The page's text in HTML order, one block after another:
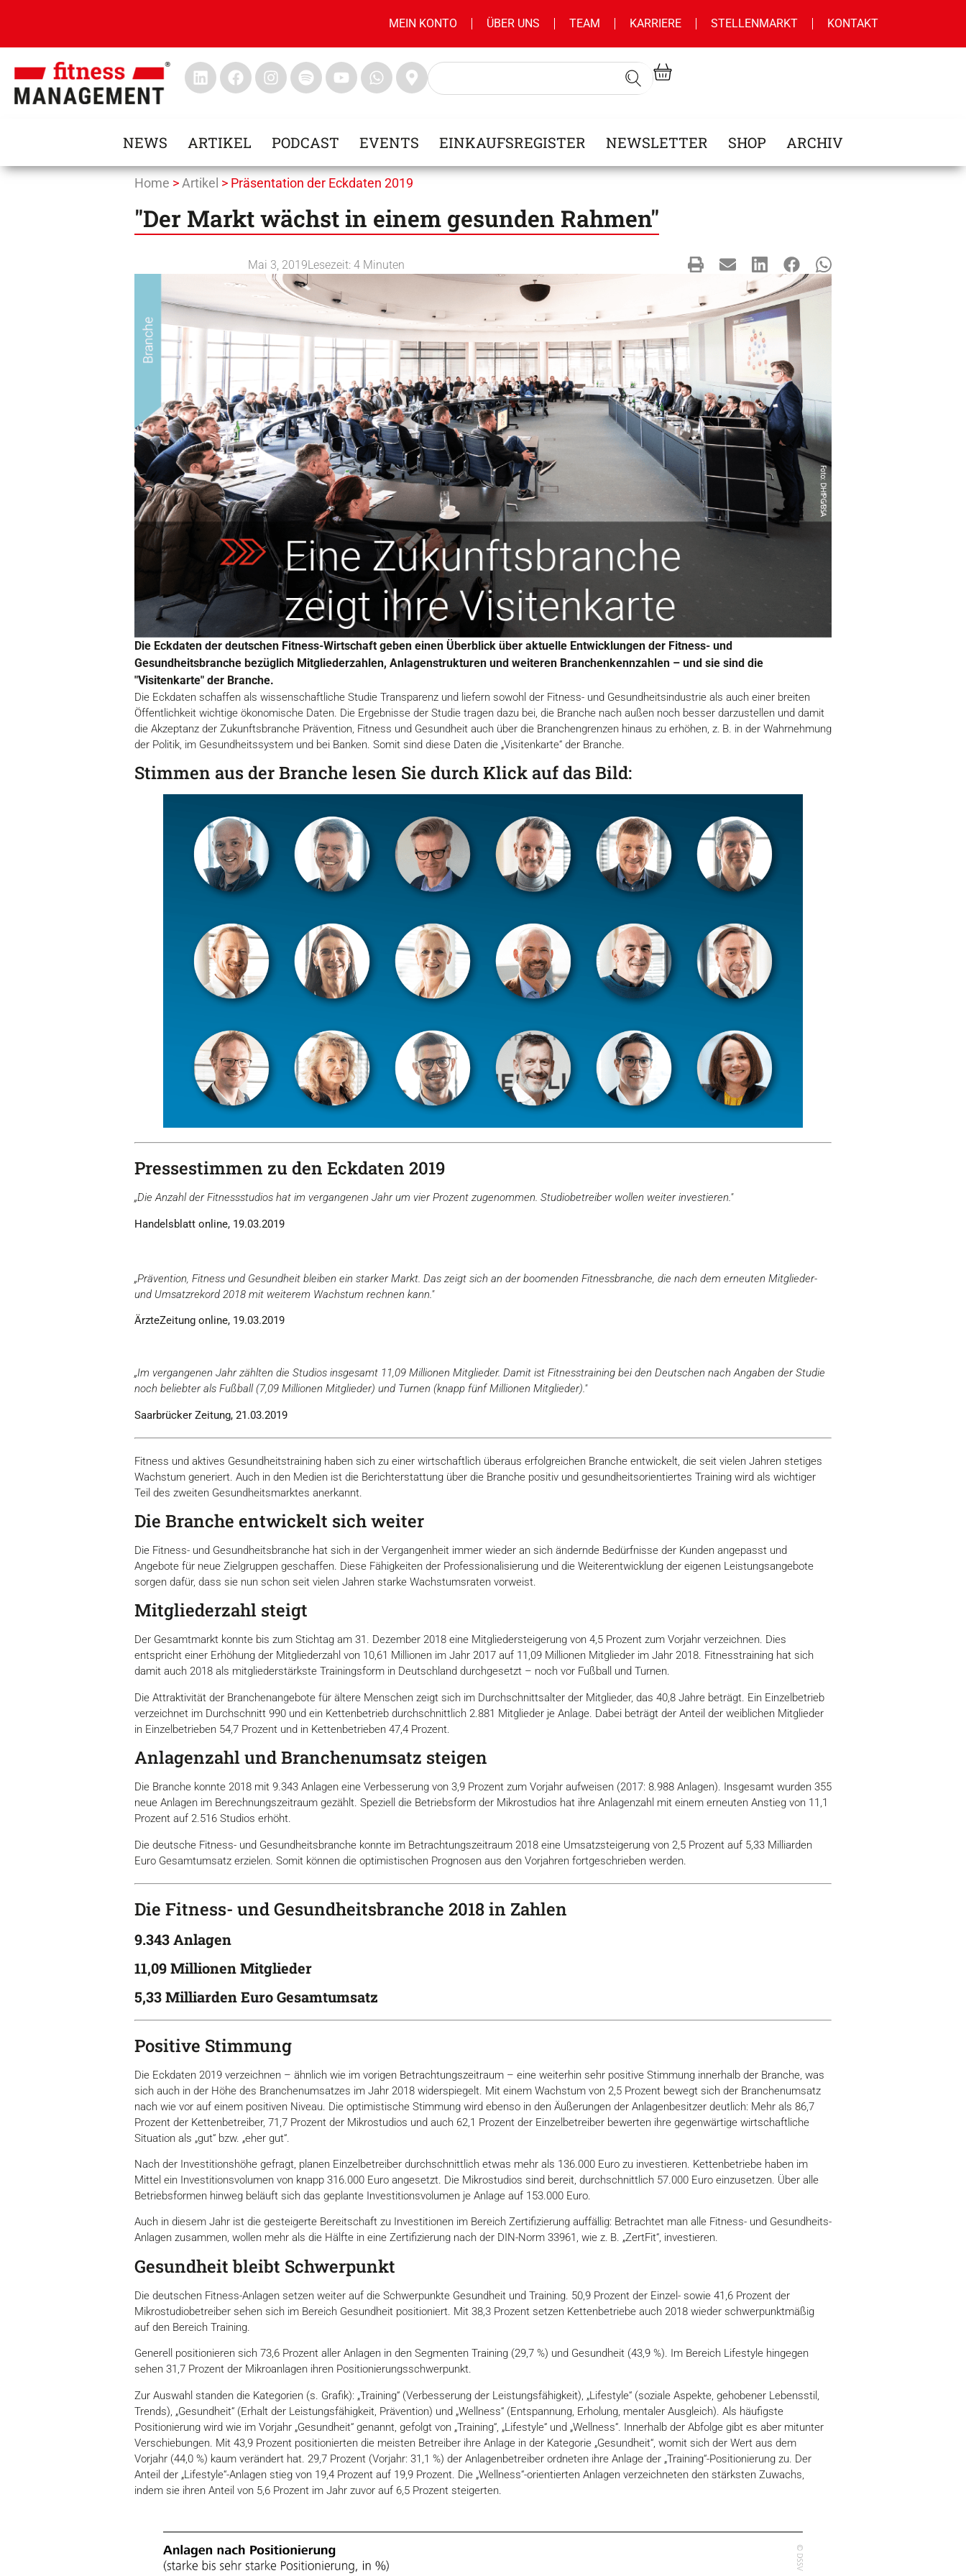
MEIN KONTO ÜBER UNS TEAM KARRIERE STELLENMARKT KONTAKT
NEWS ARTIKEL PODCAST EVENTS EINKAUFSREGISTER NEWSLETTER SHOP ARCHIV
Home > Artikel > Präsentation der Eckdaten 2019
"Der Markt wächst in einem gesunden Rahmen"
Mai 3, 2019Lesezeit: 4 Minuten
Die Eckdaten der deutschen Fitness-Wirtschaft geben einen Überblick über aktuelle Entwicklungen der Fitness- und
Gesundheitsbranche bezüglich Mitgliederzahlen, Anlagenstrukturen und weiteren Branchenkennzahlen – und sie sind die
"Visitenkarte" der Branche.
Die Eckdaten schaffen als wissenschaftliche Studie Transparenz und liefern sowohl der Fitness- und Gesundheitsindustrie als auch einer breiten
Öffentlichkeit wichtige ökonomische Daten. Die Ergebnisse der Studie tragen dazu bei, die Branche nach außen noch besser darzustellen und damit
die Akzeptanz der Zukunftsbranche Prävention, Fitness und Gesundheit auch über die Branchengrenzen hinaus zu erhöhen, z. B. in der Wahrnehmung
der Politik, im Gesundheitssystem und bei Banken. Somit sind diese Daten die „Visitenkarte“ der Branche.
Stimmen aus der Branche lesen Sie durch Klick auf das Bild:
Pressestimmen zu den Eckdaten 2019
„Die Anzahl der Fitnessstudios hat im vergangenen Jahr um vier Prozent zugenommen. Studiobetreiber wollen weiter investieren."
Handelsblatt online, 19.03.2019
„Prävention, Fitness und Gesundheit bleiben ein starker Markt. Das zeigt sich an der boomenden Fitnessbranche, die nach dem erneuten Mitglieder-
und Umsatzrekord 2018 mit weiterem Wachstum rechnen kann."
ÄrzteZeitung online, 19.03.2019
„Im vergangenen Jahr zählten die Studios insgesamt 11,09 Millionen Mitglieder. Damit ist Fitnesstraining bei den Deutschen nach Angaben der Studie
noch beliebter als Fußball (7,09 Millionen Mitglieder) und Turnen (knapp fünf Millionen Mitglieder)."
Saarbrücker Zeitung, 21.03.2019
Fitness und aktives Gesundheitstraining haben sich zu einer wirtschaftlich überaus erfolgreichen Branche entwickelt, die seit vielen Jahren stetiges
Wachstum generiert. Auch in den Medien ist die Berichterstattung über die Branche positiv und gesundheitsorientiertes Training wird als wichtiger
Teil des zweiten Gesundheitsmarktes anerkannt.
Die Branche entwickelt sich weiter
Die Fitness- und Gesundheitsbranche hat sich in der Vergangenheit immer wieder an sich ändernde Bedürfnisse der Kunden angepasst und
Angebote für neue Zielgruppen geschaffen. Diese Fähigkeiten der Professionalisierung und die Weiterentwicklung der eigenen Leistungsangebote
sorgen dafür, dass sie nun schon seit vielen Jahren starke Wachstumsraten vorweist.
Mitgliederzahl steigt
Der Gesamtmarkt konnte bis zum Stichtag am 31. Dezember 2018 eine Mitgliedersteigerung von 4,5 Prozent zum Vorjahr verzeichnen. Dies
entspricht einer Erhöhung der Mitgliederzahl von 10,61 Millionen im Jahr 2017 auf 11,09 Millionen Mitglieder im Jahr 2018. Fitnesstraining hat sich
damit auch 2018 als mitgliederstärkste Trainingsform in Deutschland durchgesetzt – noch vor Fußball und Turnen.
Die Attraktivität der Branchenangebote für ältere Menschen zeigt sich im Durchschnittsalter der Mitglieder, das 40,8 Jahre beträgt. Ein Einzelbetrieb
verzeichnet im Durchschnitt 990 und ein Kettenbetrieb durchschnittlich 2.881 Mitglieder je Anlage. Dabei beträgt der Anteil der weiblichen Mitglieder
in Einzelbetrieben 54,7 Prozent und in Kettenbetrieben 47,4 Prozent.
Anlagenzahl und Branchenumsatz steigen
Die Branche konnte 2018 mit 9.343 Anlagen eine Verbesserung von 3,9 Prozent zum Vorjahr aufweisen (2017: 8.988 Anlagen). Insgesamt wurden 355
neue Anlagen im Berechnungszeitraum gezählt. Speziell die Betriebsform der Mikrostudios hat ihre Anlagenzahl mit einem erneuten Anstieg von 11,1
Prozent auf 2.516 Studios erhöht.
Die deutsche Fitness- und Gesundheitsbranche konnte im Betrachtungszeitraum 2018 eine Umsatzsteigerung von 2,5 Prozent auf 5,33 Milliarden
Euro Gesamtumsatz erzielen. Somit können die optimistischen Prognosen aus den Vorjahren fortgeschrieben werden.
Die Fitness- und Gesundheitsbranche 2018 in Zahlen
9.343 Anlagen
11,09 Millionen Mitglieder
5,33 Milliarden Euro Gesamtumsatz
Positive Stimmung
Die Eckdaten 2019 verzeichnen – ähnlich wie im vorigen Betrachtungszeitraum – eine weiterhin sehr positive Stimmung innerhalb der Branche, was
sich auch in der Höhe des Branchenumsatzes im Jahr 2018 widerspiegelt. Mit einem Wachstum von 2,5 Prozent bewegt sich der Branchenumsatz
nach wie vor auf einem positiven Niveau. Die optimistische Stimmung wird ebenso in den Äußerungen der Anlagenbesitzer deutlich: Mehr als 86,7
Prozent der Kettenbetreiber, 71,7 Prozent der Mikrostudios und auch 62,1 Prozent der Einzelbetreiber bewerten ihre gegenwärtige wirtschaftliche
Situation als „gut“ bzw. „eher gut“.
Nach der Investitionshöhe gefragt, planen Einzelbetreiber durchschnittlich etwas mehr als 136.000 Euro zu investieren. Kettenbetriebe haben im
Mittel ein Investitionsvolumen von knapp 316.000 Euro angesetzt. Die Mikrostudios sind bereit, durchschnittlich 57.000 Euro einzusetzen. Über alle
Betriebsformen hinweg beläuft sich das geplante Investitionsvolumen je Anlage auf 153.000 Euro.
Auch in diesem Jahr ist die gesteigerte Bereitschaft zu Investitionen im Bereich Zertifizierung auffällig: Betrachtet man alle Fitness- und Gesundheits-
Anlagen zusammen, wollen mehr als die Hälfte in eine Zertifizierung nach der DIN-Norm 33961, wie z. B. „ZertFit“, investieren.
Gesundheit bleibt Schwerpunkt
Die deutschen Fitness-Anlagen setzen weiter auf die Schwerpunkte Gesundheit und Training. 50,9 Prozent der Einzel- sowie 41,6 Prozent der
Mikrostudiobetreiber sehen sich im Bereich Gesundheit positioniert. Mit 38,3 Prozent setzen Kettenbetriebe auch 2018 wieder schwerpunktmäßig
auf den Bereich Training.
Generell positionieren sich 73,6 Prozent aller Anlagen in den Segmenten Training (29,7 %) und Gesundheit (43,9 %). Im Bereich Lifestyle hingegen
sehen 31,7 Prozent der Mikroanlagen ihren Positionierungsschwerpunkt.
Zur Auswahl standen die Kategorien (s. Grafik): „Training“ (Verbesserung der Leistungsfähigkeit), „Lifestyle“ (soziale Aspekte, gehobener Lebensstil,
Trends), „Gesundheit“ (Erhalt der Leistungsfähigkeit, Prävention) und „Wellness“ (Entspannung, Erholung, mentaler Ausgleich). Als häufigste
Positionierung wird wie im Vorjahr „Gesundheit“ genannt, gefolgt von „Training“, „Lifestyle“ und „Wellness“. Innerhalb der Abfolge gibt es aber mitunter
Verschiebungen. Mit 43,9 Prozent positionierten die meisten Betreiber ihre Anlage in der Kategorie „Gesundheit“, womit sich der Wert aus dem
Vorjahr (44,0 %) kaum verändert hat. 29,7 Prozent (Vorjahr: 31,1 %) der Anlagenbetreiber ordneten ihre Anlage der „Training“-Positionierung zu. Der
Anteil der „Lifestyle“-Anlagen stieg von 19,4 Prozent auf 19,9 Prozent. Die „Wellness“-orientierten Anlagen verzeichneten den stärksten Zuwachs,
indem sie ihren Anteil von 5,6 Prozent im Jahr zuvor auf 6,5 Prozent steigerten.